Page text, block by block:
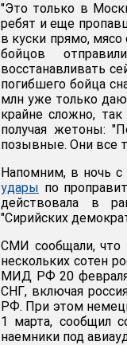
"Это только в
ребят и еще
в куски прямо,
бойцов
восстанавливать
погибшего бойца
млн уже только
крайне сложно,
получая жетоны:
позывные. Они все
Напомним, в ночь с
удары по
действовала в
"Сирийских
СМИ сообщали, что
нескольких сотен
МИД РФ 20 февраля
СНГ, включая
РФ. При этом
1 марта, сообщил
наемники под